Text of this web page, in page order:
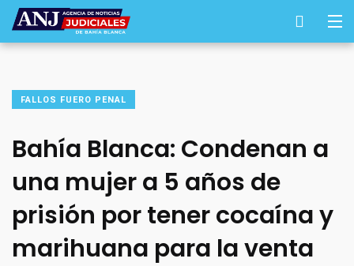
FALLOS FUERO PENAL
Bahía Blanca: Condenan a
una mujer a 5 años de
prisión por tener cocaína y
marihuana para la venta